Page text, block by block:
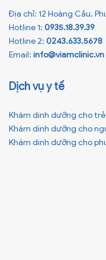
Địa chỉ: 12 Hoàng Cầu,
Hotline 1: 0935.18.39.39
Hotline 2: 0243.633.5678
Email: info@viamclinic.vn
Dịch vụ y tế
Khám dinh dưỡng cho
Khám dinh dưỡng cho
Khám dinh dưỡng cho